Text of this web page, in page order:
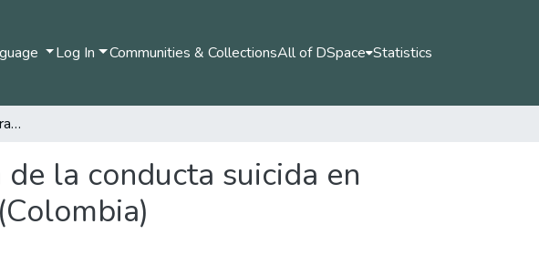
Log In Communities & CollectionsAll of DSpace Statistics
Intervención educativa para la prevención de la conducta suicida en adolescentes de un colegio de Manizales (Colombia)
la conducta suicida en